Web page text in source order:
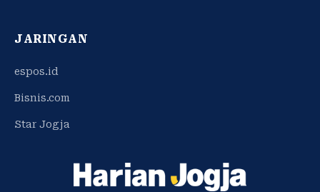
JARINGAN
espos.id
Bisnis.com
Star Jogja